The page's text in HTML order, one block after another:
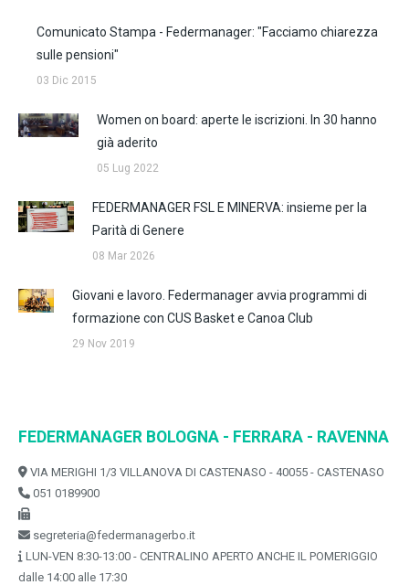
Comunicato Stampa - Federmanager: "Facciamo chiarezza
sulle pensioni"
03 Dic 2015
Women on board: aperte le iscrizioni. In 30 hanno
già aderito
05 Lug 2022
FEDERMANAGER FSL E MINERVA: insieme per la
Parità di Genere
08 Mar 2026
Giovani e lavoro. Federmanager avvia programmi di
formazione con CUS Basket e Canoa Club
29 Nov 2019
FEDERMANAGER BOLOGNA - FERRARA - RAVENNA
VIA MERIGHI 1/3 VILLANOVA DI CASTENASO - 40055 - CASTENASO
051 0189900
segreteria@federmanagerbo.it
LUN-VEN 8:30-13:00 - CENTRALINO APERTO ANCHE IL POMERIGGIO
dalle 14:00 alle 17:30